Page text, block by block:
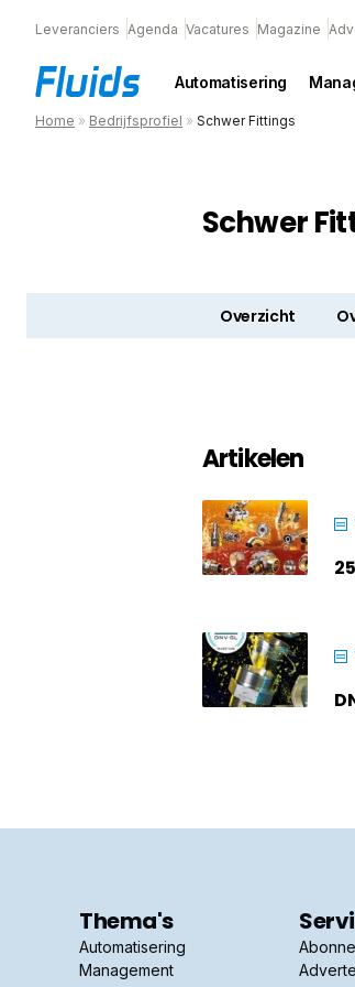
Leveranciers Agenda Vacatures Magazine
Automatisering
Home » Bedrijfsprofiel » Schwer Fittings
Schwer
Overzicht
Artikelen
Thema's
Automatisering
Management